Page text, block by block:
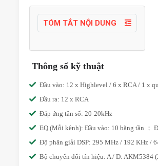
TÓM TẮT NỘI DUNG
Thông số kỹ thuật
Đầu vào: 12 x Highlevel / 6 x RCA / 1 x
Đầu ra: 12 x RCA
Đáp ứng tần số: 20-20kHz
EQ (Mỗi kênh): Đầu vào: 10 băng tần ；
Độ phân giải DSP: 295 MHz / 192 KHz /
Bộ chuyển đổi tín hiệu: A / D: AKM5384